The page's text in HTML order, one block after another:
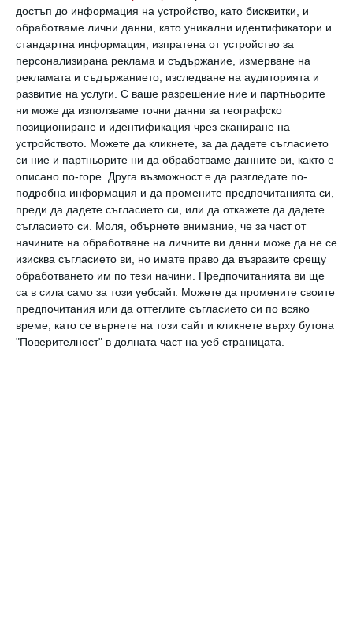
достъп до информация на устройство, като бисквитки, и
обработваме лични данни, като уникални идентификатори и
стандартна информация, изпратена от устройство за
персонализирана реклама и съдържание, измерване на
рекламата и съдържанието, изследване на аудиторията и
развитие на услуги. С ваше разрешение ние и партньорите
ни може да използваме точни данни за географско
позициониране и идентификация чрез сканиране на
устройството. Можете да кликнете, за да дадете съгласието
си ние и партньорите ни да обработваме данните ви, както е
описано по-горе. Друга възможност е да разгледате по-
подробна информация и да промените предпочитанията си,
преди да дадете съгласието си, или да откажете да дадете
съгласието си. Моля, обърнете внимание, че за част от
начините на обработване на личните ви данни може да не се
изисква съгласието ви, но имате право да възразите срещу
обработването им по тези начини. Предпочитанията ви ще
са в сила само за този уебсайт. Можете да промените своите
предпочитания или да оттеглите съгласието си по всяко
време, като се върнете на този сайт и кликнете върху бутона
"Поверителност" в долната част на уеб страницата.
говорят неговия език.
Това лично обогатяване ще съпътства
малчугана през целия му живот, затова не
бива да се подценява.
Руският метод
Руски специалисти добавят към слушането
на музика и изучаването на един музикален
инструмент. Като в случая изобщо няма
значение дали детето ще стане музикант
след време или просто ще умее да изсвири
една проста мелодийка на пиано, цигулка или
китара.